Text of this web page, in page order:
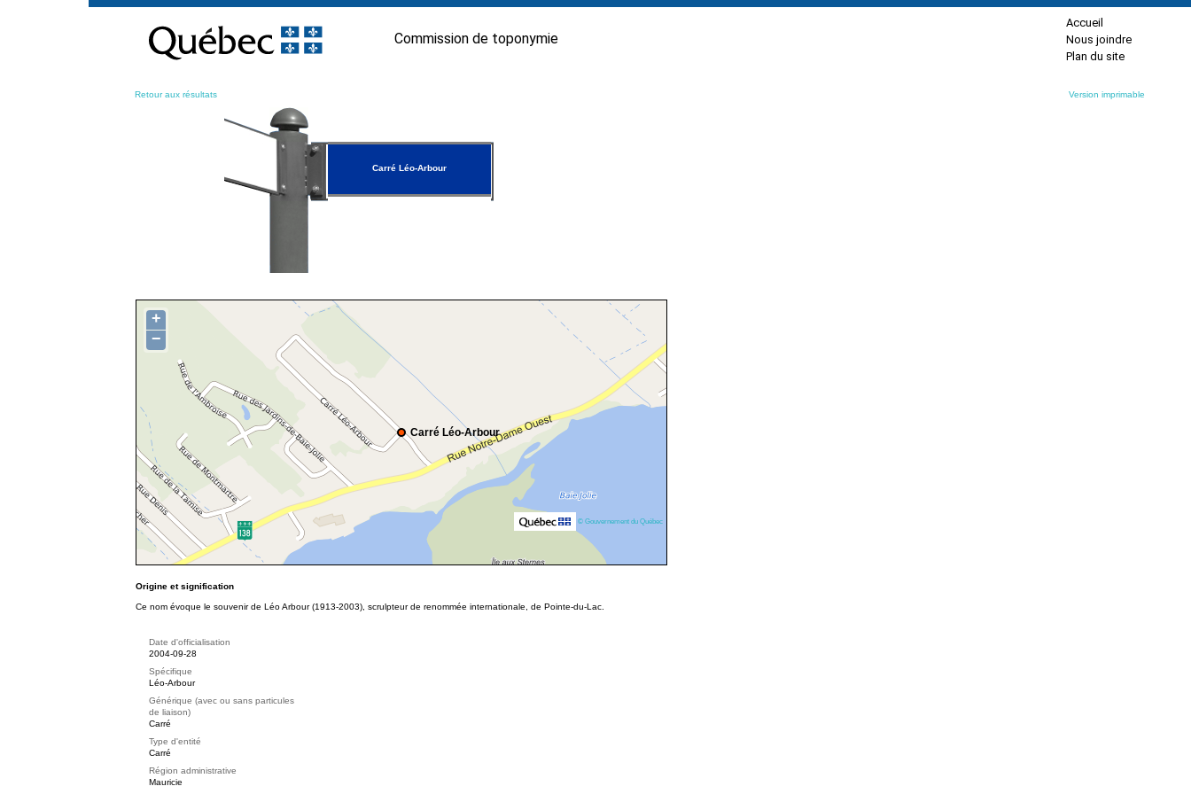
contenu
Commission de toponymie
Accueil
Nous joindre
Plan du site
Retour aux résultats Version imprimable
Carré Léo-Arbour
Carré Léo-Arbour
+
−
© Gouvernement du Québec
Origine et signification
Ce nom évoque le souvenir de Léo Arbour (1913-2003), scrulpteur de renommée internationale, de Pointe-du-Lac.
Date d'officialisation
2004-09-28
Spécifique
Léo-Arbour
Générique (avec ou sans particules
de liaison)
Carré
Type d'entité
Carré
Région administrative
Mauricie